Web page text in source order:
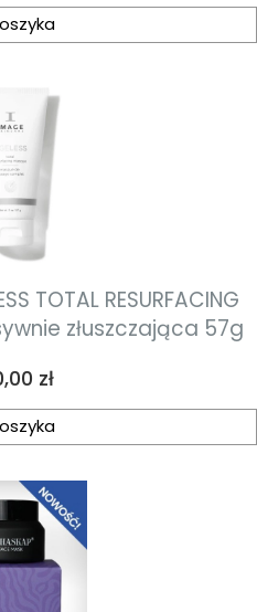
TOTAL RESURFACING
złuszczająca 57g
zł